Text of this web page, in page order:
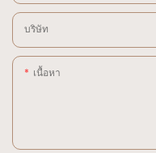
บริษัท
เนื้อหา